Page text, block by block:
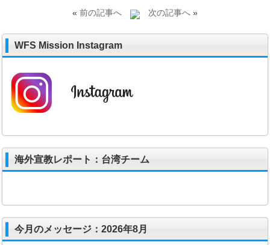
« 前の記事へ 次の記事へ »
WFS Mission Instagram
海外宣教レポート：台湾チーム
今月のメッセージ：2026年8月